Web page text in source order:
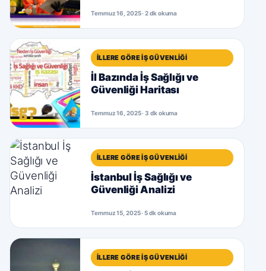
Temmuz 16, 2025 · 2 dk okuma
İLLERE GÖRE İŞ GÜVENLIĞI
İl Bazında İş Sağlığı ve
Güvenliği Haritası
Temmuz 16, 2025 · 3 dk okuma
İLLERE GÖRE İŞ GÜVENLIĞI
İstanbul İş Sağlığı ve
Güvenliği Analizi
Temmuz 15, 2025 · 5 dk okuma
İLLERE GÖRE İŞ GÜVENLIĞI